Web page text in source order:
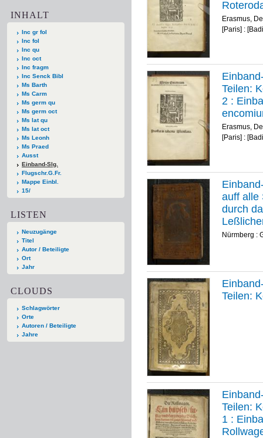
INHALT
Inc gr fol
Inc fol
Inc qu
Inc oct
Inc fragm
Inc Senck Bibl
Ms Barth
Ms Carm
Ms germ qu
Ms germ oct
Ms lat qu
Ms lat oct
Ms Leonh
Ms Praed
Ausst
Einband-Slg.
Flugschr.G.Fr.
Mappe Einbl.
15/
LISTEN
Neuzugänge
Titel
Autor / Beteiligte
Ort
Jahr
CLOUDS
Schlagwörter
Orte
Autoren / Beteiligte
Jahre
Erasmus,
[Paris] :
Teilen:
2 :
Erasmus,
[Paris] :
auff alle
durch
Nürmberg :
Teilen:
Teilen:
1 :